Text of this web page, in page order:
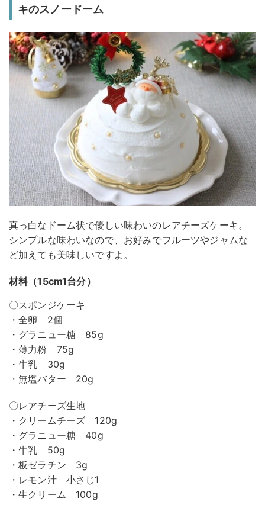
キのスノードーム
真っ白なドーム状で優しい味わいのレアチーズケーキ。
シンプルな味わいなので、お好みでフルーツやジャムな
ど加えても美味しいですよ。
材料（15cm1台分）
〇スポンジケーキ
・全卵 2個
・グラニュー糖 85g
・薄力粉 75g
・牛乳 30g
・無塩バター 20g
〇レアチーズ生地
・クリームチーズ 120g
・グラニュー糖 40g
・牛乳 50g
・板ゼラチン 3g
・レモン汁 小さじ1
・生クリーム 100g